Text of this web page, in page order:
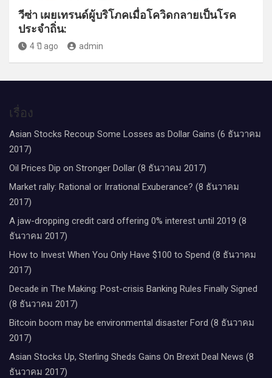
วีซ่า เผยเทรนด์ผู้บริโภคเมื่อโควิดกลายเป็นโรค
ประจำถิ่น:
4 ปี ago admin
เรื่อง
Asian Stocks Recoup Some Losses as Dollar Gains (6 ธันวาคม
2017)
Oil Prices Dip on Stronger Dollar (8 ธันวาคม 2017)
Market rally: Rational or Irrational Exuberance? (8 ธันวาคม
2017)
A jaw-dropping credit card offering 0% interest until 2019 (8
ธันวาคม 2017)
How to Invest When You Only Have $100 to Spend (8 ธันวาคม
2017)
Decade in The Making: Post-crisis Banking Rules Finally Signed
(8 ธันวาคม 2017)
Bitcoin boom may be environmental disaster Ford (8 ธันวาคม
2017)
Asian Stocks Up, Sterling Sheds Gains On Brexit Deal News (8
ธันวาคม 2017)